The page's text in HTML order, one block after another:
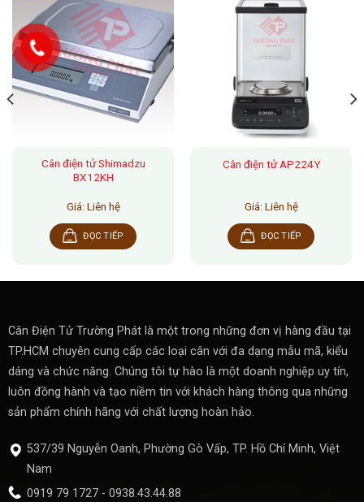
Cân điện tử Shimadzu
BX12KH
Giá: Liên hệ
ĐỌC TIẾP
Cân điện tử AP224Y
Giá: Liên hệ
ĐỌC TIẾP
Cân Điện Tử Trường Phát là một trong những đơn vị hàng đầu tại
TP.HCM chuyên cung cấp các loại cân với đa dạng mẫu mã, kiểu
dáng và chức năng. Chúng tôi tự hào là một doanh nghiệp uy tín,
luôn đồng hành và tạo niềm tin với khách hàng thông qua những
sản phẩm chính hãng với chất lượng hoàn hảo.
537/39 Nguyễn Oanh, Phường Gò Vấp, TP. Hồ Chí Minh, Việt
Nam
0919 79 1727 - 0938.43.44.88